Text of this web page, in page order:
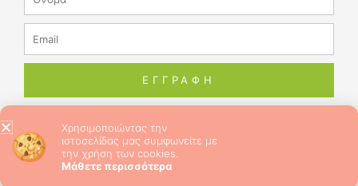
ΕΓΓΡΑΦΗ
© 2026 ALL RIGHTS RESERVED​
CRAFTED WITH ❤ BY DREAMCRAFT
Χρησιμοποιώντας την
ιστοσελίδας μας συμφωνείτε με
την χρήση των cookies.
Μάθετε περισσότερα